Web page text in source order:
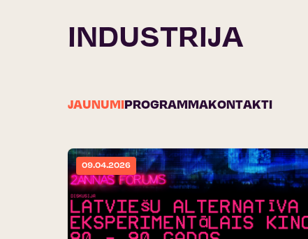
INDUSTRIJA
JAUNUMIPROGRAMMAKONTAKTI
09.04.2026